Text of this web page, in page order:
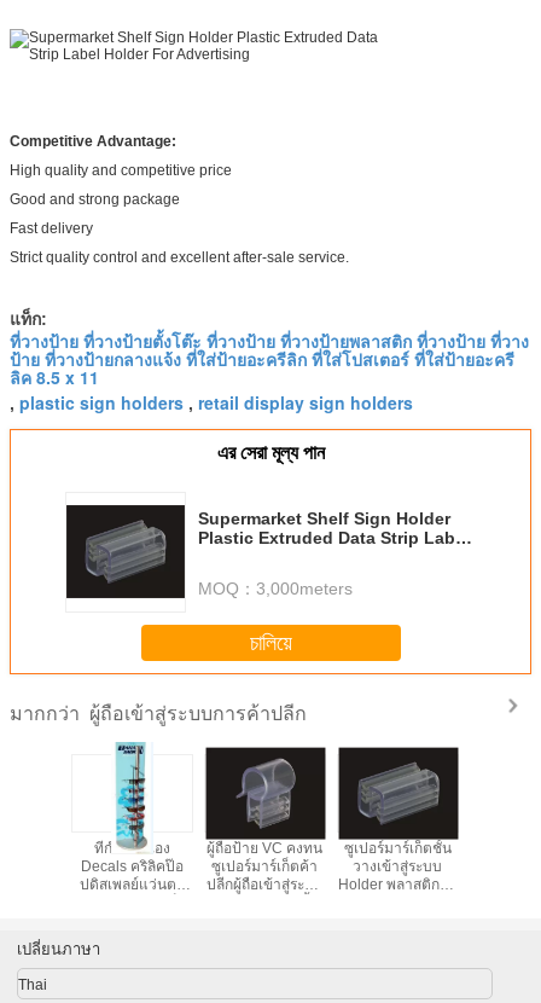
Competitive Advantage:
High quality and competitive price
Good and strong package
Fast delivery
Strict quality control and excellent after-sale service.
แท็ก:
ที่วางป้าย ที่วางป้ายตั้งโต๊ะ ที่วางป้าย ที่วางป้ายพลาสติก ที่วางป้าย ที่วาง
ป้าย ที่วางป้ายกลางแจ้ง ที่ใส่ป้ายอะครีลิก ที่ใส่โปสเตอร์ ที่ใส่ป้ายอะครี
ลิค 8.5 x 11
, plastic sign holders , retail display sign holders
এর সেরা মূল্য পান
Supermarket Shelf Sign Holder
Plastic Extruded Data Strip Label
MOQ： 3,000meters
চালিয়ে
มากกว่า ผู้ถือเข้าสู่ระบบการค้าปลีก
ที่กำหนดเอง
Decals คริลิคป๊อ
ปดิสเพลย์แว่นตา
ผู้ถือป้าย VC คงทน
ซูเปอร์มาร์เก็ตค้า
ปลีกผู้ถือเข้าสู่ระบบ
ซูเปอร์มาร์เก็ตชั้น
วางเข้าสู่ระบบ
Holder พลาสติกอัด
เปลี่ยนภาษา
Thai